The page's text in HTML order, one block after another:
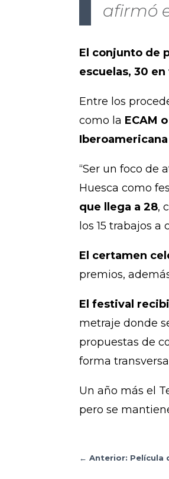
afirmó
El conjunto de
escuelas, 30 en
Entre los
como la ECAM
Iberoamericana
“Ser un foco de
Huesca como
que llega a 28,
los 15 trabajos
El certamen
premios,
El festival
metraje donde
propuestas de
forma
Un año más el
pero se
←Anterior: Película